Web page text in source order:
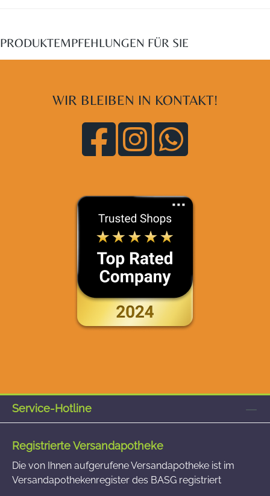
PRODUKTEMPFEHLUNGEN FÜR SIE
WIR BLEIBEN IN KONTAKT!
Service-Hotline
Registrierte Versandapotheke
Die von Ihnen aufgerufene Versandapotheke ist im
Versandapothekenregister des BASG registriert